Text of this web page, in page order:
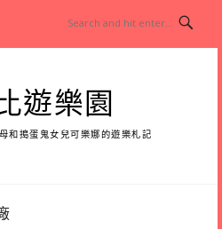
遊樂園
和搗蛋鬼女兒可樂娜的遊樂札記